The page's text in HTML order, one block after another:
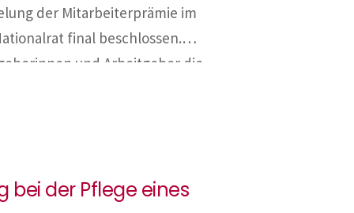
der Mitarbeiterprämie im
final beschlossen.
und Arbeitgeber die
im Kalenderjahr 2025
bei der Pflege eines